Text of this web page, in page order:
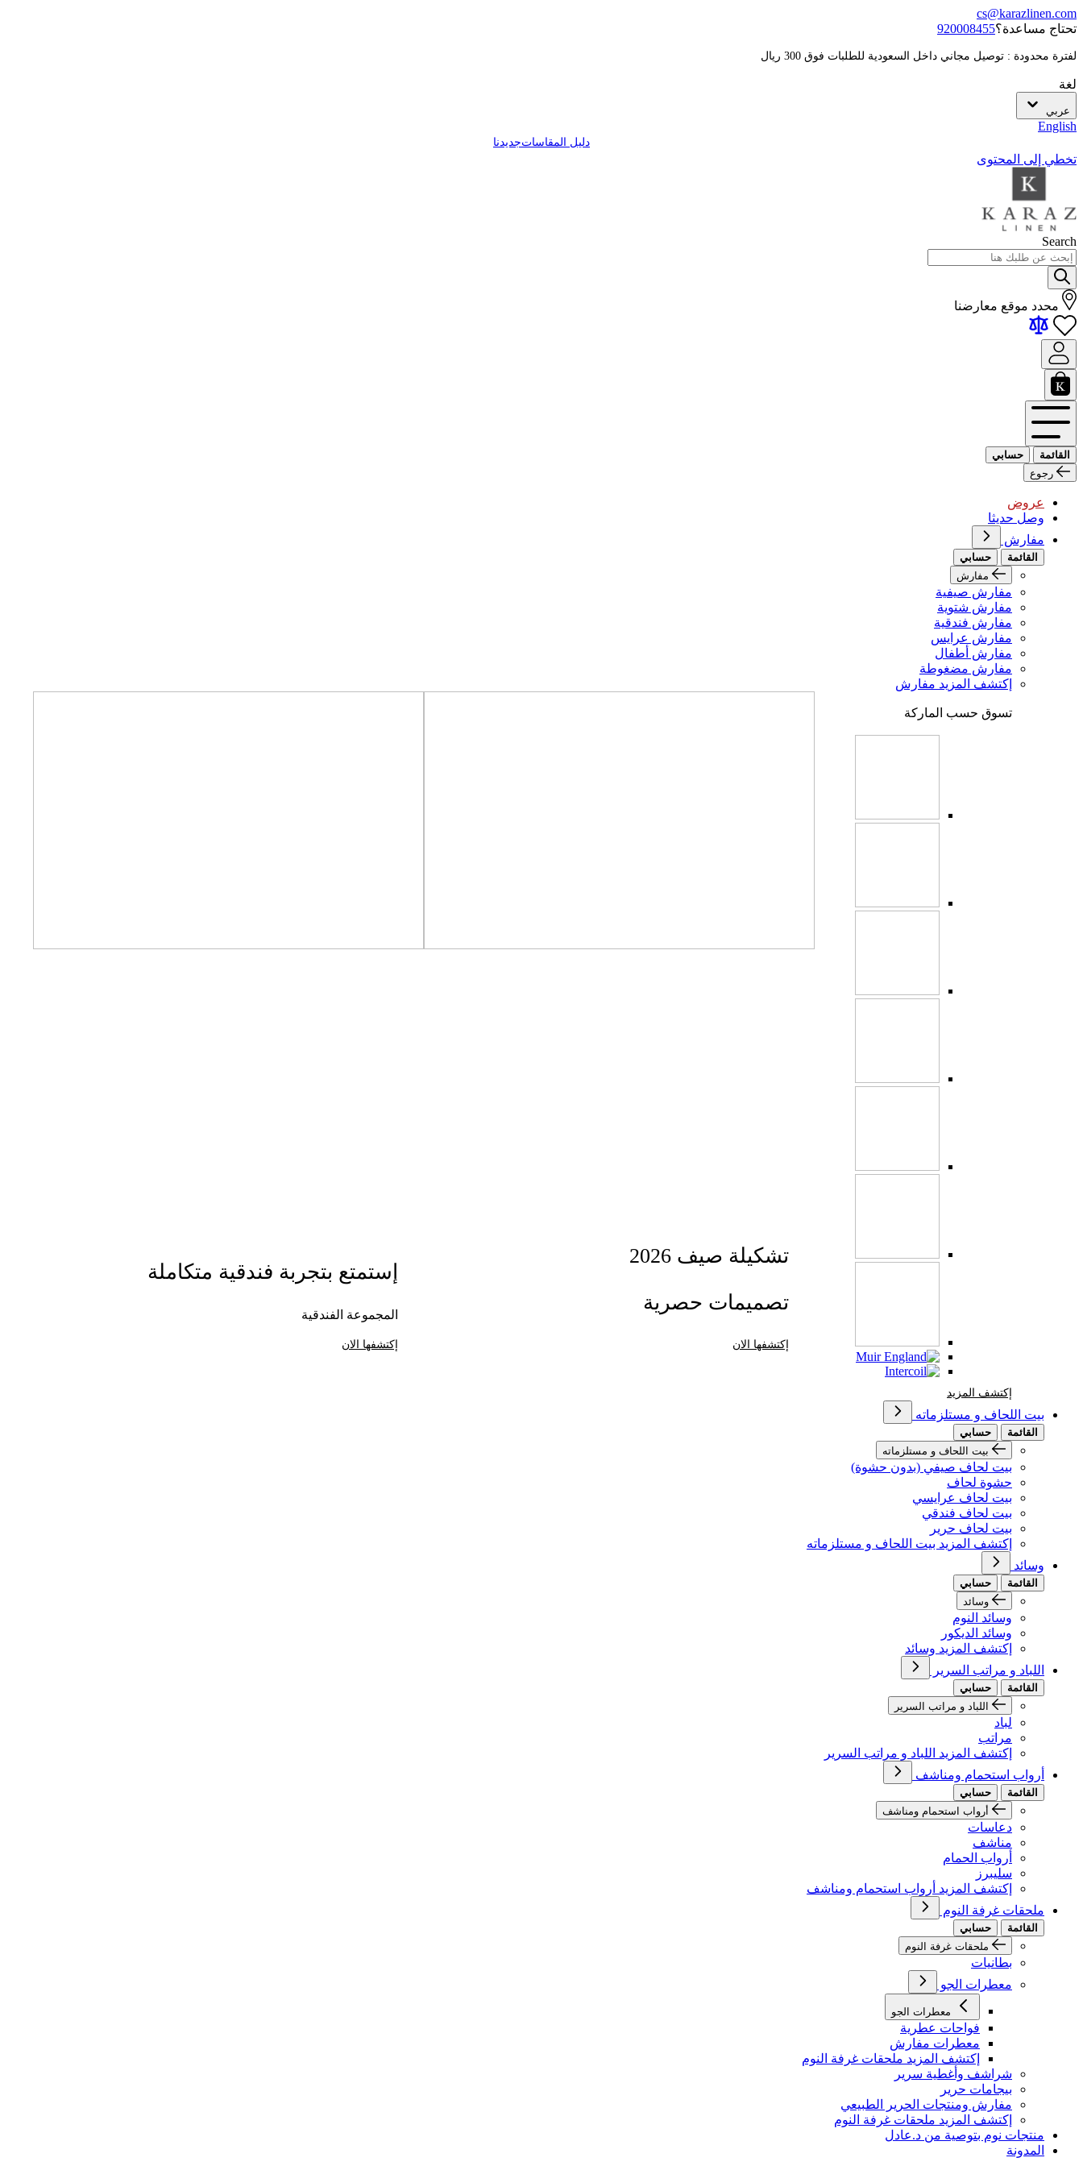
cs@karazlinen.com
تحتاج مساعدة؟920008455
لفترة محدودة : توصيل مجاني داخل السعودية للطلبات فوق 300 ريال
لغة
عربي
English
دليل المقاساتجديدنا
تخطي إلى المحتوى
Search
محدد موقع معارضنا
القائمة
حسابي
رجوع
عروض
وصل حديثا
مفارش
القائمة
حسابي
مفارش
مفارش صيفية
مفارش شتوية
مفارش فندقية
مفارش عرايس
مفارش أطفال
مفارش مضغوطة
إكتشف المزيد مفارش
تسوق حسب الماركة
إكتشف المزيد
تشكيلة صيف 2026
تصميمات حصرية
إكتشفها الان
إستمتع بتجربة فندقية متكاملة
المجموعة الفندقية
إكتشفها الان
بيت اللحاف و مستلزماته
القائمة
حسابي
بيت اللحاف و مستلزماته
بيت لحاف صيفي (بدون حشوة)
حشوة لحاف
بيت لحاف عرايسي
بيت لحاف فندقي
بيت لحاف حرير
إكتشف المزيد بيت اللحاف و مستلزماته
وسائد
القائمة
حسابي
وسائد
وسائد النوم
وسائد الديكور
إكتشف المزيد وسائد
اللباد و مراتب السرير
القائمة
حسابي
اللباد و مراتب السرير
لباد
مراتب
إكتشف المزيد اللباد و مراتب السرير
أرواب استحمام ومناشف
القائمة
حسابي
أرواب استحمام ومناشف
دعاسات
مناشف
أرواب الحمام
سليبرز
إكتشف المزيد أرواب استحمام ومناشف
ملحقات غرفة النوم
القائمة
حسابي
ملحقات غرفة النوم
بطانيات
معطرات الجو
معطرات الجو
فواحات عطرية
معطرات مفارش
إكتشف المزيد ملحقات غرفة النوم
شراشف وأغطية سرير
بيجامات حرير
مفارش ومنتجات الحرير الطبيعي
إكتشف المزيد ملحقات غرفة النوم
منتجات نوم بتوصية من د.عادل
المدونة